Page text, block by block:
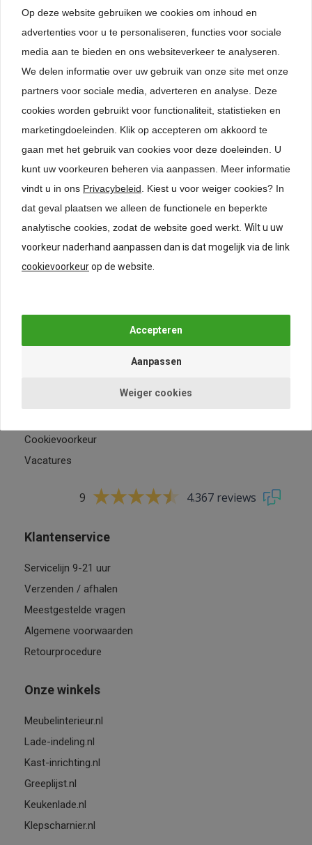
Ago-Flock
fluweelzachte inlegmat
op maat, antraciet,...
103350698-A
€34,95
btw
Ago-Flock
fluweelzachte inlegmat
op maat, antraciet,...
103350698
btw
Meubelinterieur.nl
Cookievoorkeur
Vacatures
9 4.367 reviews
Klantenservice
Servicelijn 9-21 uur
Verzenden / afhalen
Meestgestelde vragen
Algemene voorwaarden
Retourprocedure
Onze winkels
Meubelinterieur.nl
Lade-indeling.nl
Kast-inrichting.nl
Greeplijst.nl
Keukenlade.nl
Klepscharnier.nl
Op deze website gebruiken we cookies om inhoud en
advertenties voor u te personaliseren, functies voor sociale
media aan te bieden en ons websiteverkeer te analyseren.
We delen informatie over uw gebruik van onze site met onze
partners voor sociale media, adverteren en analyse. Deze
cookies worden gebruikt voor functionaliteit, statistieken en
marketingdoeleinden. Klik op accepteren om akkoord te
gaan met het gebruik van cookies voor deze doeleinden. U
kunt uw voorkeuren beheren via aanpassen.
Meer informatie
vindt u in ons Privacybeleid . Kiest u voor weiger cookies? In
dat geval plaatsen we alleen de functionele en beperkte
analytische cookies, zodat de website goed werkt. Wilt u uw
voorkeur naderhand aanpassen dan is dat mogelijk via de link
cookievoorkeurop de website.
Weiger cookies